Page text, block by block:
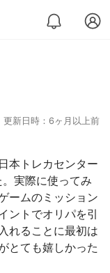
更新日時：6ヶ月以上前
本トレカセンター
実際に使ってみ
ームのミッション
ントでオリパを引
れることに最初は
とても嬉しかった